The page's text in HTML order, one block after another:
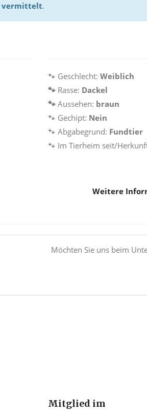
vermittelt.
🐾 Geschlecht: Weiblich
🐾 Rasse: Dackel
🐾 Aussehen: braun
🐾 Gechipt: Nein
🐾 Abgabegrund: Fundtier
🐾 Im Tierheim seit/
Weitere
Möchten Sie uns beim
Mitglied im